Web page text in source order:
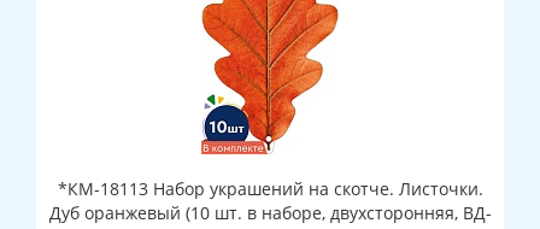
*КМ-18113 Набор украшений на скотче. Листочки.
Дуб оранжевый (10 шт. в наборе, двухсторонняя, ВД-